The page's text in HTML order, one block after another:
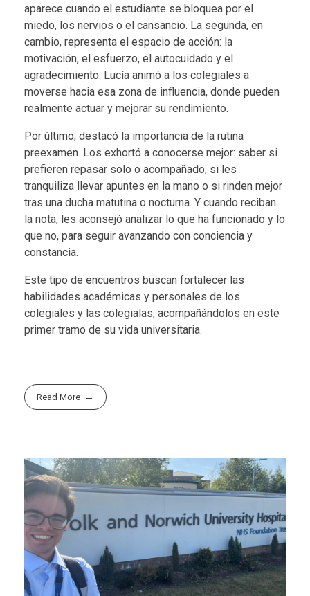
aparece cuando el estudiante se bloquea por el
miedo, los nervios o el cansancio. La segunda, en
cambio, representa el espacio de acción: la
motivación, el esfuerzo, el autocuidado y el
agradecimiento. Lucía animó a los colegiales a
moverse hacia esa zona de influencia, donde pueden
realmente actuar y mejorar su rendimiento.
Por último, destacó la importancia de la rutina
preexamen. Los exhortó a conocerse mejor: saber si
prefieren repasar solo o acompañado, si les
tranquiliza llevar apuntes en la mano o si rinden mejor
tras una ducha matutina o nocturna. Y cuando reciban
la nota, les aconsejó analizar lo que ha funcionado y lo
que no, para seguir avanzando con conciencia y
constancia.
Este tipo de encuentros buscan fortalecer las
habilidades académicas y personales de los
colegiales y las colegialas, acompañándolos en este
primer tramo de su vida universitaria.
Read More